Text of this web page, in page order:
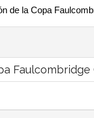
de la Copa
Faulcombridge